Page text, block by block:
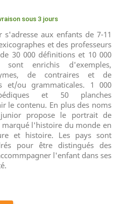
sous 3 jours
aux enfants de 7-11
et des professeurs
30 000 définitions et 10 000
sont enrichis d'exemples,
de contraires et de
et/ou grammaticales. 1 000
et 50 planches
le contenu. En plus des noms
propose le portrait de
l'histoire du monde en
et histoire. Les pays sont
pour être distingués des
l'enfant dans ses